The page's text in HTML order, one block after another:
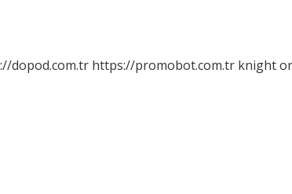
dopod.com.tr https://promobot.com.tr knight